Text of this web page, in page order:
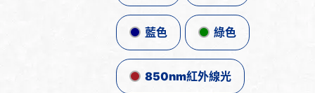
藍色 綠色
850nm紅外線光